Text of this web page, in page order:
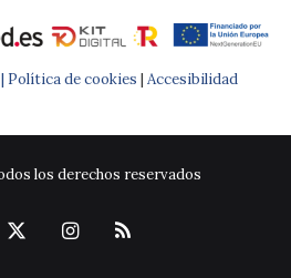
Política de cookies | Accesibilidad
los derechos reservados
Instagram
RSS